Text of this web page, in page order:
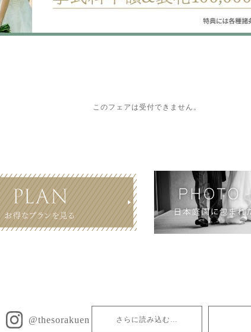
このフェアは受付できません。
@thesorakuen さらに読み込む…